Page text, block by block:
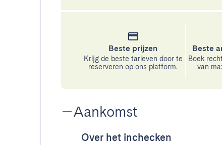
Beste prijzen
Krijg de beste tarieven door te
reserveren op ons platform.
Beste
Boek
van
Aankomst
Over het inchecken